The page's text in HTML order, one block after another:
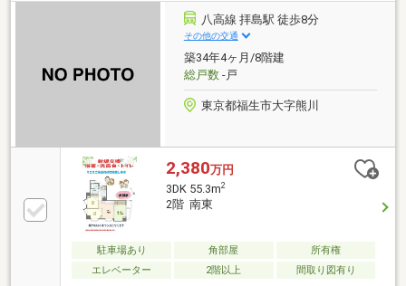
八高線 拝島駅 徒歩8分
その他の交通
築34年4ヶ月/8階建
総戸数-戸
東京都福生市大字熊川
2,380万円
3DK 55.3m2
2階 南東
駐車場あり 角部屋
所有権
エレベーター
2階以上 間取り図有り